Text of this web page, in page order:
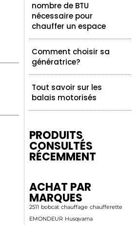
nombre de BTU
nécessaire pour
chauffer un espace
Comment choisir sa
génératrice?
Tout savoir sur les
balais motorisés
PRODUITS
CONSULTÉS
RÉCEMMENT
ACHAT PAR
MARQUES
2511 bobcat chauffage chaufferette
EMONDEUR Husqvarna